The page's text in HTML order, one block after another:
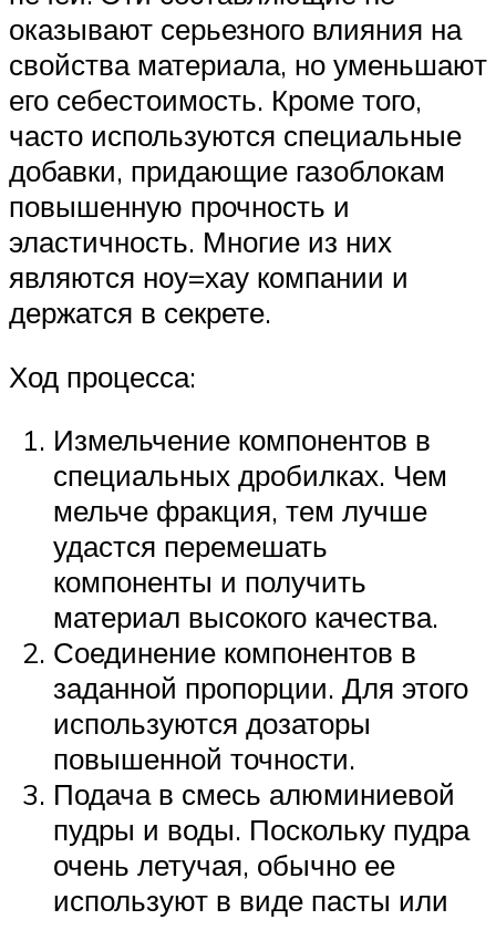
оказывают серьезного влияния на
свойства материала, но уменьшают
его себестоимость. Кроме того,
часто используются специальные
добавки, придающие газоблокам
повышенную прочность и
эластичность. Многие из них
являются ноу=хау компании и
держатся в секрете.
Ход процесса:
Измельчение компонентов в
специальных дробилках. Чем
мельче фракция, тем лучше
удастся перемешать
компоненты и получить
материал высокого качества.
Соединение компонентов в
заданной пропорции. Для этого
используются дозаторы
повышенной точности.
Подача в смесь алюминиевой
пудры и воды. Поскольку пудра
очень летучая, обычно ее
используют в виде пасты или